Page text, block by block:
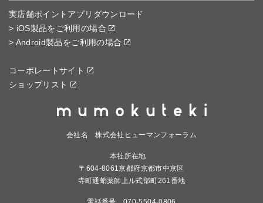
実店舗ポイントアプリダウンロード
> iOS製品をご利用の場合
> Android製品をご利用の場合
コーポレートサイト
ショップリスト
会社名 株式会社ヒューマンフォーラム
本社所在地
〒604-8061京都府京都市中京区
寺町通蛸薬師上ル式部町261番地